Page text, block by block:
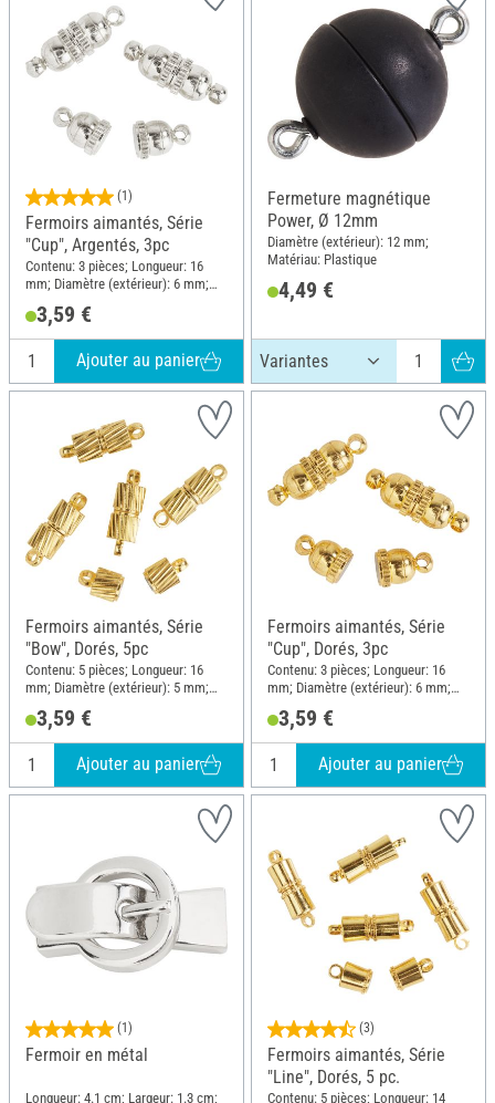
(1)
Fermoirs aimantés, Série
"Cup", Argentés, 3pc
Contenu: 3 pièces; Longueur: 16
mm; Diamètre (extérieur): 6 mm;
3,59 €
Ajouter au panier
Fermeture magnétique
Power, Ø 12mm
Diamètre (extérieur): 12 mm;
Matériau: Plastique
4,49 €
Fermoirs aimantés, Série
"Bow", Dorés, 5pc
Contenu: 5 pièces; Longueur: 16
mm; Diamètre (extérieur): 5 mm;
3,59 €
Ajouter au panier
Fermoirs aimantés, Série
"Cup", Dorés, 3pc
Contenu: 3 pièces; Longueur: 16
mm; Diamètre (extérieur): 6 mm;
3,59 €
Ajouter au panier
(1)
Fermoir en métal
Longueur: 4.1 cm; Largeur: 1.3 cm;
(3)
Fermoirs aimantés, Série
"Line", Dorés, 5 pc.
Contenu: 5 pièces; Longueur: 14